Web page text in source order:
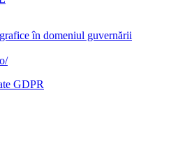
în domeniul guvernării
GDPR